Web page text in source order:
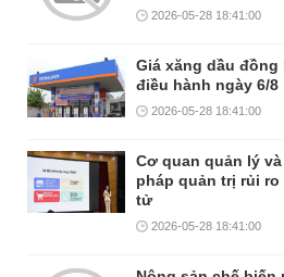
2026-05-28 18:41:00
Giá xăng dầu
điều hành ngày 6/8
2026-05-28 18:41:00
Cơ quan quản lý
pháp quản trị rủi
tử
2026-05-28 18:41:00